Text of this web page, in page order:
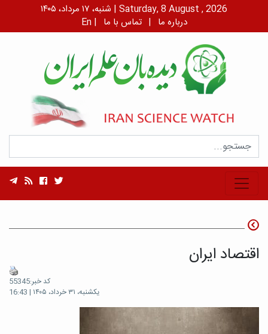
شنبه، ۱۷ مرداد، ۱۴۰۵ | Saturday, 8 August , 2026
En | درباره ما | تماس با ما
اقتصاد ایران
کد خبر:55345
یکشنبه، ۳۱ خرداد، ۱۴۰۵ | 16:43